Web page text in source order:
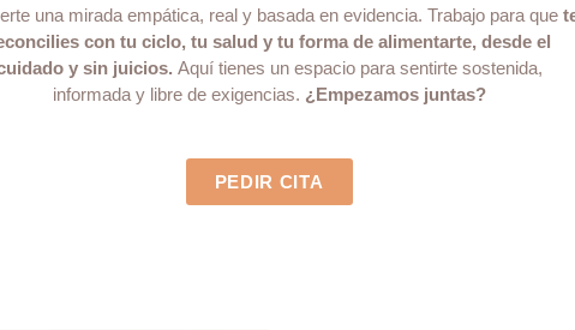
una mirada empática, real y basada en evidencia. Trabajo para que
con tu ciclo, tu salud y tu forma de alimentarte, desde el
y sin juicios. Aquí tienes un espacio para sentirte sostenida,
informada y libre de exigencias. ¿Empezamos juntas?
PEDIR CITA